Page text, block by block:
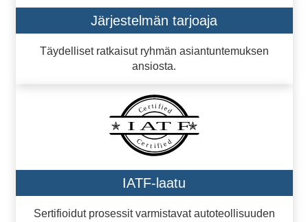
Järjestelmän tarjoaja
Täydelliset ratkaisut ryhmän asiantuntemuksen
ansiosta.
IATF-laatu
Sertifioidut prosessit varmistavat autoteollisuuden